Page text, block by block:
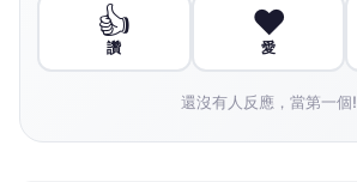
👍
讚
❤️
愛
還沒有人反應，當第一個!